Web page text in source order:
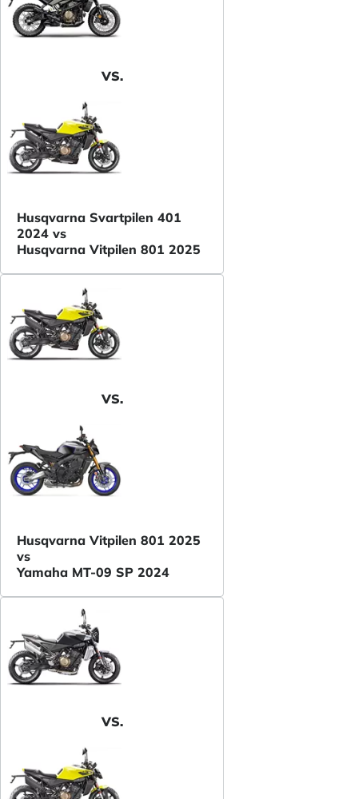
VS.
Husqvarna Svartpilen 401
2024 vs
Husqvarna Vitpilen 801 2025
VS.
Husqvarna Vitpilen 801 2025
vs
Yamaha MT-09 SP 2024
VS.